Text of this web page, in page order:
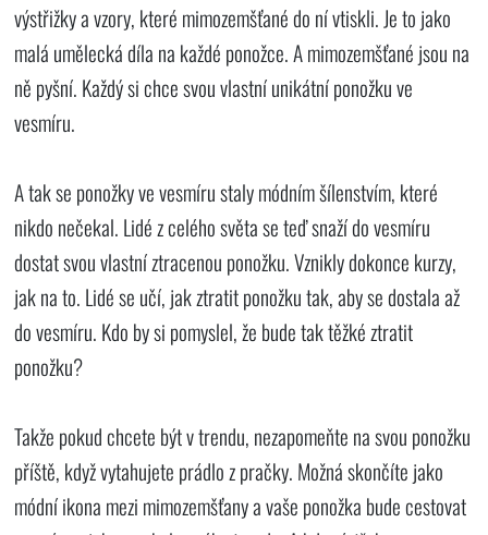
výstřižky a vzory, které mimozemšťané do ní vtiskli. Je to jako
malá umělecká díla na každé ponožce. A mimozemšťané jsou na
ně pyšní. Každý si chce svou vlastní unikátní ponožku ve
vesmíru.
A tak se ponožky ve vesmíru staly módním šílenstvím, které
nikdo nečekal. Lidé z celého světa se teď snaží do vesmíru
dostat svou vlastní ztracenou ponožku. Vznikly dokonce kurzy,
jak na to. Lidé se učí, jak ztratit ponožku tak, aby se dostala až
do vesmíru. Kdo by si pomyslel, že bude tak těžké ztratit
ponožku?
Takže pokud chcete být v trendu, nezapomeňte na svou ponožku
příště, když vytahujete prádlo z pračky. Možná skončíte jako
módní ikona mezi mimozemšťany a vaše ponožka bude cestovat